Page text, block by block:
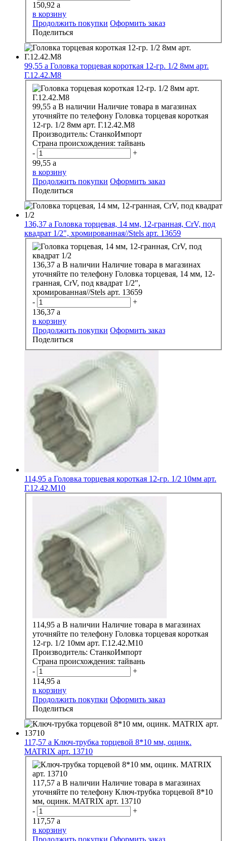
150,92 a
в корзину
Продолжить покупки Оформить заказ
Поделиться
99,55 a Головка торцевая короткая 12-гр. 1/2 8мм арт.
Г.12.42.М8
99,55 a В наличии Наличие товара в магазинах
уточняйте по телефону Головка торцевая короткая
12-гр. 1/2 8мм арт. Г.12.42.М8
Производитель: СтанкоИмпорт
Страна происхождения: тайвань
-
+
99,55 a
в корзину
Продолжить покупки Оформить заказ
Поделиться
136,37 a Головка торцевая, 14 мм, 12-гранная, CrV, под
квадрат 1/2", хромированная//Stels арт. 13659
136,37 a В наличии Наличие товара в магазинах
уточняйте по телефону Головка торцевая, 14 мм, 12-
гранная, CrV, под квадрат 1/2",
хромированная//Stels арт. 13659
-
+
136,37 a
в корзину
Продолжить покупки Оформить заказ
Поделиться
114,95 a Головка торцевая короткая 12-гр. 1/2 10мм арт.
Г.12.42.М10
114,95 a В наличии Наличие товара в магазинах
уточняйте по телефону Головка торцевая короткая
12-гр. 1/2 10мм арт. Г.12.42.М10
Производитель: СтанкоИмпорт
Страна происхождения: тайвань
-
+
114,95 a
в корзину
Продолжить покупки Оформить заказ
Поделиться
117,57 a Ключ-трубка торцевой 8*10 мм, оцинк.
MATRIX арт. 13710
117,57 a В наличии Наличие товара в магазинах
уточняйте по телефону Ключ-трубка торцевой 8*10
мм, оцинк. MATRIX арт. 13710
-
+
117,57 a
в корзину
Продолжить покупки Оформить заказ